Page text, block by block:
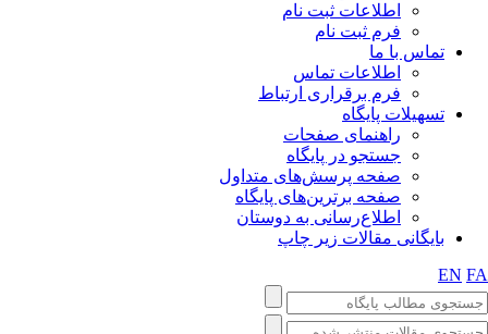
اطلاعات ثبت نام
فرم ثبت نام
تماس با ما
اطلاعات تماس
فرم برقراری ارتباط
تسهیلات پایگاه
راهنمای صفحات
جستجو در پایگاه
صفحه پرسش‌های متداول
صفحه برترین‌های پایگاه
اطلاع‌رسانی به دوستان
بایگانی مقالات زیر چاپ
EN